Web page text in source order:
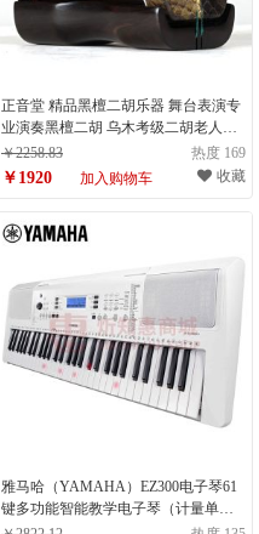
正音堂 精品黑檀二胡乐器 舞台表演专
业演奏黑檀二胡 乌木考级二胡老人胡
琴（计量单位：件）
￥2258.83 热度 169
￥1920 加入购物车 收藏
雅马哈（YAMAHA）EZ300电子琴61
键多功能智能教学电子琴（计量单
位：台）